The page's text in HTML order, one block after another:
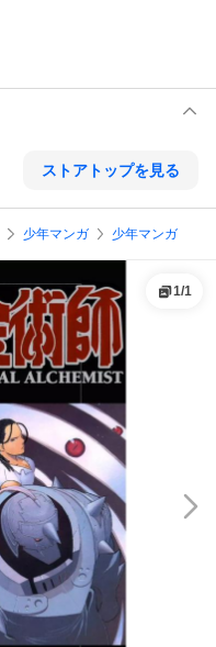
ストアトップを見る
少年マンガ 少年マンガ
1/1